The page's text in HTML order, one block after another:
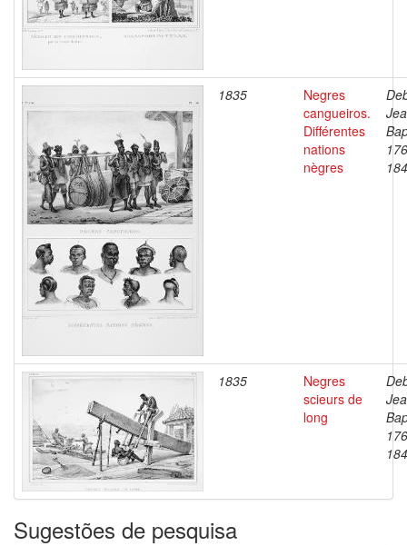
1835
Negres
cangueiros.
Différentes
nations
nègres
1835
Negres
scieurs de
long
Sugestões de pesquisa